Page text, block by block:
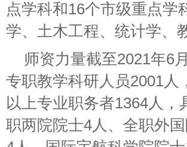
点学科和16个市级重点学
学、土木工程、统计学、
师资力量截至2021年6
专职教学科研人员2001
以上专业职务者1364人
职两院院士4人、全职外